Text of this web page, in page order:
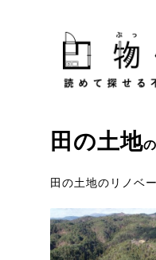
田の土地
田の土地のリノベ